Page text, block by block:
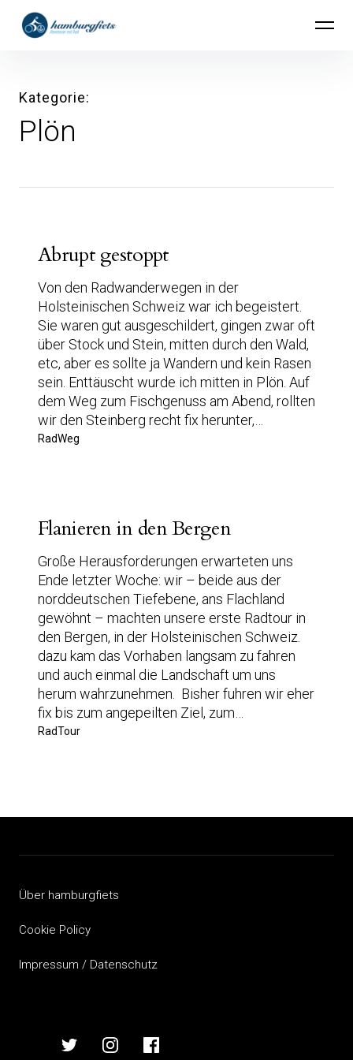
überspringen
hamburgfiets – Abenteuer mit Rad
Kategorie
Plön
Abrupt gestoppt
Von den Radwanderwegen in der
Holsteinischen Schweiz war ich begeistert.
Sie waren gut ausgeschildert, gingen zwar oft
über Stock und Stein, mitten durch den Wald,
etc, aber es sollte ja Wandern und kein Rasen
sein. Enttäuscht wurde ich mitten in Plön. Auf
dem Weg zum Fischgenuss am Abend, rollten
wir den Steinberg recht fix herunter,…
RadWeg
Flanieren in den Bergen
Große Herausforderungen erwarteten uns
Ende letzter Woche: wir – beide aus der
norddeutschen Tiefebene, ans Flachland
gewöhnt – machten unsere erste Radtour in
den Bergen, in der Holsteinischen Schweiz.
dazu kam das Vorhaben langsam zu fahren
und auch einmal die Landschaft um uns
herum wahrzunehmen. Bisher fuhren wir eher
fix bis zum angepeilten Ziel, zum…
RadTour
Über hamburgfiets
Cookie Policy
Impressum / Datenschutz
hamburgfietshamburgfiets
auf
hamburgfiets
auf
hamburgfiets
auf